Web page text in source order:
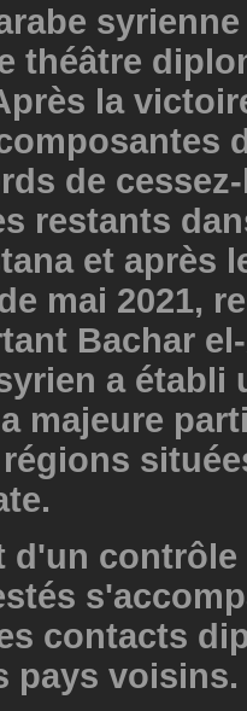
théâtre
la
de
restants
et après
mai 2021,
Bachar
a établi
majeure
d'un contrôle
contacts
pays voisins.